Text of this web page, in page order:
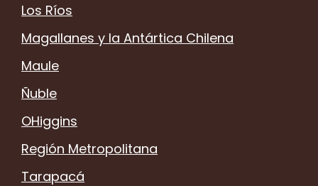
Los Ríos
Magallanes y la Antártica Chilena
Maule
Ñuble
OHiggins
Región Metropolitana
Tarapacá